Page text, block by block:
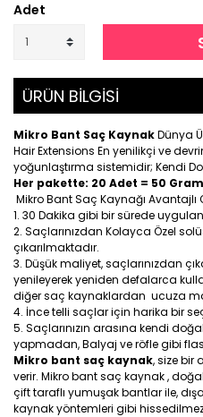
Adet
ÜRÜN BİLGİSİ
Mikro Bant Saç KaynakDünya
Hair Extensions En yenilikçi ve
yoğunlaştırma sistemidir; Kendi
Her pakette: 20 Adet = 50
Mikro Bant Saç Kaynağı Avantajlı
30 Dakika gibi bir sürede
Saçlarınızdan Kolayca Özel
çıkarılmaktadır.
Düşük maliyet, saçlarınızdan
yenileyerek yeniden defalarca
diğer saç kaynaklardan ucuza
İnce telli saçlar için harika bir
Saçlarınızın arasına kendi
yapmadan, Balyaj ve röfle gibi
Mikro bant saç kaynak, size
verir. Mikro bant saç kaynak ,
çift taraflı yumuşak bantlar ile,
kaynak yöntemleri gibi